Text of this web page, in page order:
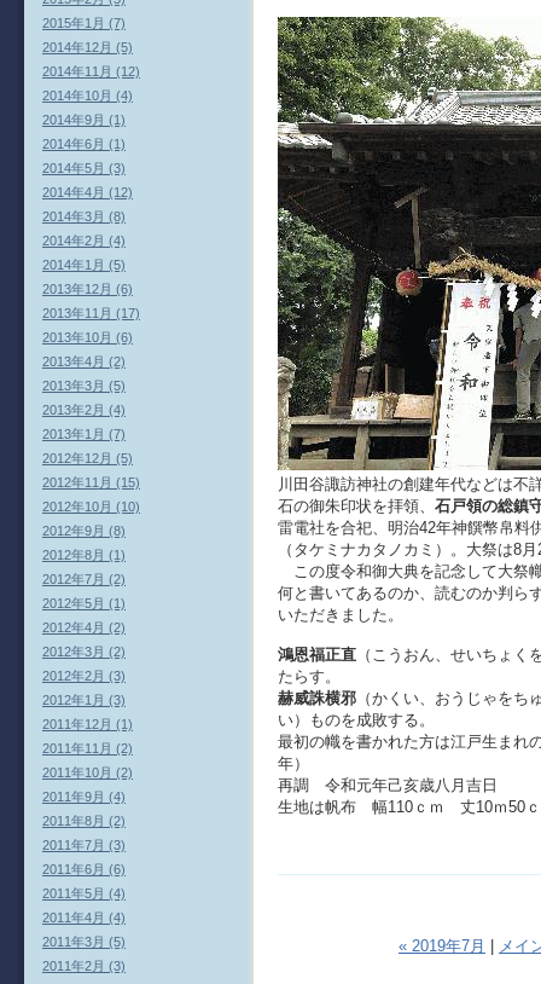
川田谷諏訪神社の創建年代などは不
石の御朱印状を拝領、 石戸領の総鎮
雷電社を合祀、明治42年神饌幣帛料
（タケミナカタノカミ）。大祭は8
この度令和御大典を記念して大祭
何と書いてあるのか、読むのか判ら
いただきました。
鴻恩福正直 （こうおん、せいちょ
たらす。
赫威誅横邪 （かくい、おうじゃを
い）ものを成敗する。
最初の幟を書かれた方は江戸生ま
年）
再調 令和元年己亥歳八月吉日
生地は帆布 幅110ｃｍ 丈10ｍ50
« 2019年7月 メイ
2015年1月 (7)
2014年12月 (5)
2014年11月 (12)
2014年10月 (4)
2014年9月 (1)
2014年6月 (1)
2014年5月 (3)
2014年4月 (12)
2014年3月 (8)
2014年2月 (4)
2014年1月 (5)
2013年12月 (6)
2013年11月 (17)
2013年10月 (6)
2013年4月 (2)
2013年3月 (5)
2013年2月 (4)
2013年1月 (7)
2012年12月 (5)
2012年11月 (15)
2012年10月 (10)
2012年9月 (8)
2012年8月 (1)
2012年7月 (2)
2012年5月 (1)
2012年4月 (2)
2012年3月 (2)
2012年2月 (3)
2012年1月 (3)
2011年12月 (1)
2011年11月 (2)
2011年10月 (2)
2011年9月 (4)
2011年8月 (2)
2011年7月 (3)
2011年6月 (6)
2011年5月 (4)
2011年4月 (4)
2011年3月 (5)
2011年2月 (3)